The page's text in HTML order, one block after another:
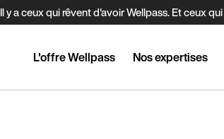
Il y a ceux qui rêvent d'avoir Wellpass. Et ceux
L'offre Wellpass Nos expertises